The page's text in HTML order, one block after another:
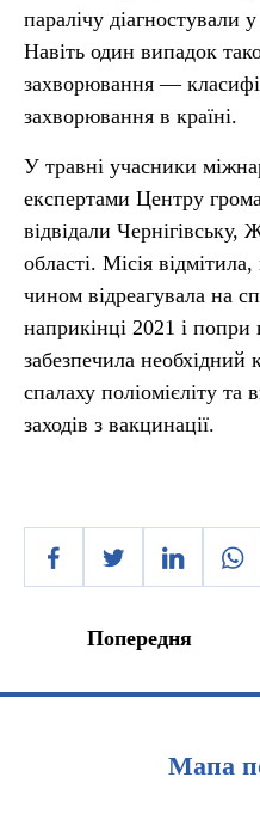
паралічу діагностували
Навіть один випадок
захворювання —
захворювання в країні.
У травні учасники
експертами Центру
відвідали
області. Місія
чином відреагувала на
наприкінці 2021 і
забезпечила необхідний
спалаху поліомієліту
заходів з вакцинації.
Попередня
Мапа